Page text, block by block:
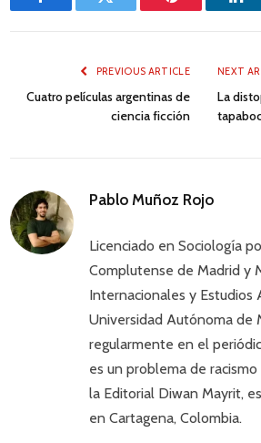
FacebookTwitter Pinterest
PREVIOUS ARTICLE
Cuatro películas argentinas de
ciencia ficción
NEXT
La
Pablo Muñoz Rojo
Licenciado en Sociología
Complutense de Madrid y
Internacionales y Estudios
Universidad Autónoma de
regularmente en el
es un problema de
la Editorial Diwan Mayrit,
en Cartagena, Colombia.